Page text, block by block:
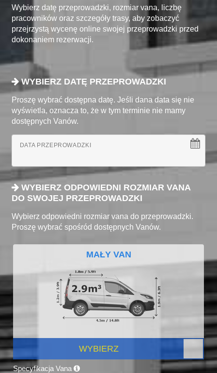
Wybierz datę przeprowadzki, rozmiar vana, liczbę
pracowników oraz szczegóły trasy, aby zobaczyć
przejrzystą wycenę online swojej przeprowadzki przed
dokonaniem rezerwacji.
WYBIERZ DATĘ PRZEPROWADZKI
Proszę wybrać dostępna datę. Jeśli dana data się nie
wyświetla, oznacza to, że w tym terminie nie mamy
dostępnych Vanów.
DATA PRZEPROWADZKI
WYBIERZ ODPOWIEDNI ROZMIAR VANA
DO SWOJEJ PRZEPROWADZKI
Wybierz odpowiedni rozmiar vana do przeprowadzki.
Proszę wybrać spośród dostępnych Vanów.
MAŁY VAN
WYBIERZ
Specyfikacja Vana